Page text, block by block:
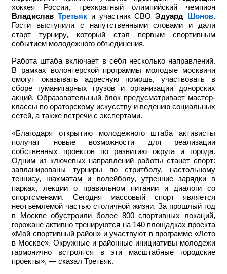
хоккея России, трехкратный олимпийский чемпион
Владислав Третьяки участник СВО Эдуард Шонов.
Гости выступили с напутственными словами и дали
старт турниру, который стал первым спортивным
событием молодежного объединения.
Работа штаба включает в себя несколько направлений.
В рамках волонтерской программы молодые москвичи
смогут оказывать адресную помощь, участвовать в
сборе гуманитарных грузов и организации донорских
акций. Образовательный блок предусматривает мастер-
классы по ораторскому искусству и ведению социальных
сетей, а также встречи с экспертами.
«Благодаря открытию молодежного штаба активисты
получат новые возможности для реализации
собственных проектов по развитию округа и города.
Одним из ключевых направлений работы станет спорт:
запланированы турниры по стритболу, настольному
теннису, шахматам и волейболу, утренние зарядки в
парках, лекции о правильном питании и диалоги со
спортсменами. Сегодня массовый спорт является
неотъемлемой частью столичной жизни. За прошлый год
в Москве обустроили более 800 спортивных локаций,
горожане активно тренируются на 140 площадках проекта
«Мой спортивный район» и участвуют в программе «Лето
в Москве». Окружные и районные инициативы молодежи
гармонично встроятся в эти масштабные городские
проекты», — сказал Третьяк.